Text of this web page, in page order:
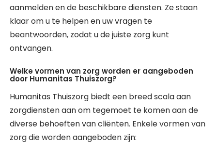
aanmelden en de beschikbare diensten. Ze staan
klaar om u te helpen en uw vragen te
beantwoorden, zodat u de juiste zorg kunt
ontvangen.
Welke vormen van zorg worden er aangeboden
door Humanitas Thuiszorg?
Humanitas Thuiszorg biedt een breed scala aan
zorgdiensten aan om tegemoet te komen aan de
diverse behoeften van cliënten. Enkele vormen van
zorg die worden aangeboden zijn: